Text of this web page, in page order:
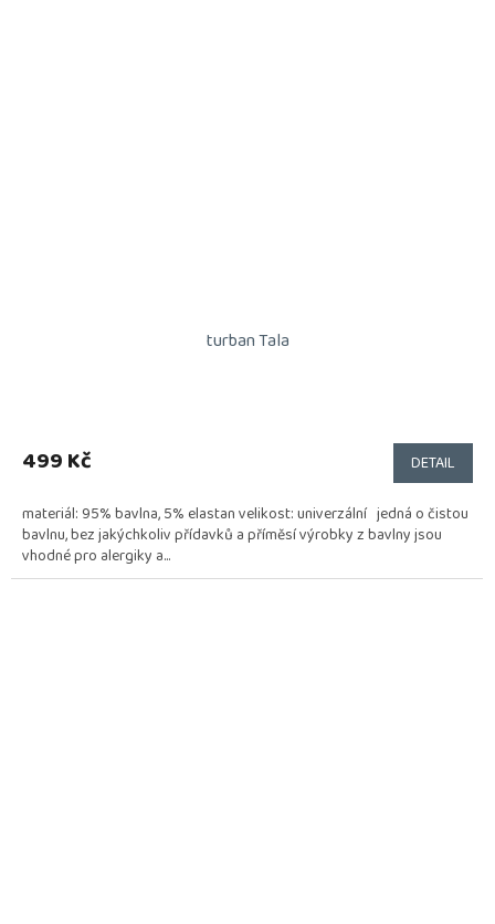
turban Tala
499 Kč DETAIL
materiál: 95% bavlna, 5% elastan velikost: univerzální jedná o čistou
bavlnu, bez jakýchkoliv přídavků a příměsí výrobky z bavlny jsou
vhodné pro alergiky a...